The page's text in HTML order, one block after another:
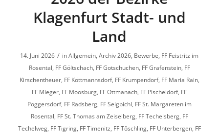
Klagenfurt Stadt- und
Land
14. Juni 2026 / inAllgemein,Archiv 2026, Bewerbe, FF Feistritz im
Rosental, FF Göltschach, FF Gotschuchen, FF Grafenstein, FF
Kirschentheuer, FF Köttmannsdorf, FF Krumpendorf, FF Maria Rain,
FF Mieger, FF Moosburg, FF Ottmanach, FF Pischeldorf, FF
Poggersdorf, FF Radsberg, FF Seigbichl, FF St. Margareten im
Rosental, FF St. Thomas am Zeiselberg, FF Techelsberg, FF
Techelweg, FF Tigring, FF Timenitz, FF Töschling, FF Unterbergen, FF